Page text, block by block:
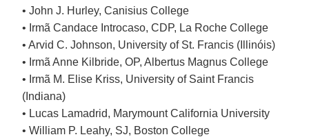
• John J. Hurley, Canisius College
• Irmã Candace Introcaso, CDP, La Roche College
• Arvid C. Johnson, University of St. Francis (Illinóis)
• Irmã Anne Kilbride, OP, Albertus Magnus College
• Irmã M. Elise Kriss, University of Saint Francis
(Indiana)
• Lucas Lamadrid, Marymount California University
• William P. Leahy, SJ, Boston College